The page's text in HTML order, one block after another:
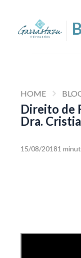
HOME
Direito de
Dra.
15/08/20181